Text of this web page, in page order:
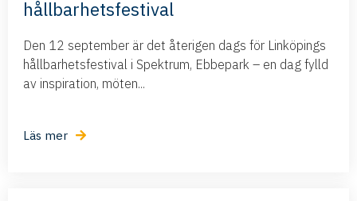
hållbarhetsfestival
Den 12 september är det återigen dags för Linköpings
hållbarhetsfestival i Spektrum, Ebbepark – en dag fylld
av inspiration, möten...
Läs mer